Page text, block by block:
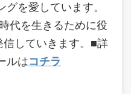
を愛しています。
代を生きるために役
していきます。■詳
ルはコチラ